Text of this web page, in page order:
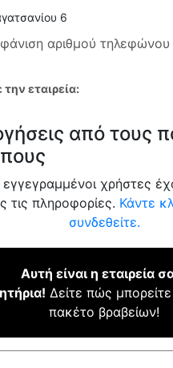
6
αριθμού τηλεφώνου
την εταιρεία:
από τους
χρήστες
τις πληροφορίες. Κάντε
συνδεθείτε.
Αυτή είναι η εταιρεία
Δείτε πώς
πακέτο βραβείων!